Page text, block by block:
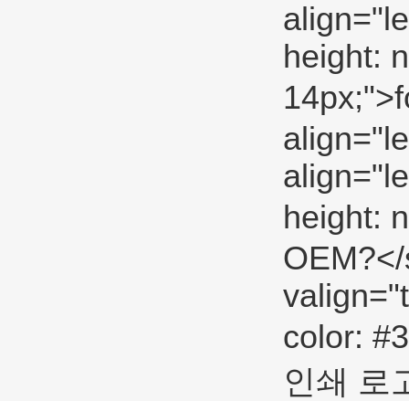
height:
height:
color:
인쇄 로